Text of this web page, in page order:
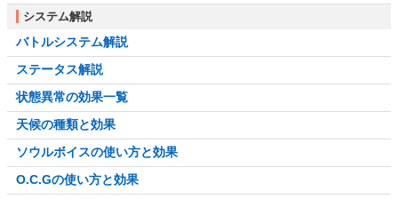
システム解説
バトルシステム解説
ステータス解説
状態異常の効果一覧
天候の種類と効果
ソウルボイスの使い方と効果
O.C.Gの使い方と効果